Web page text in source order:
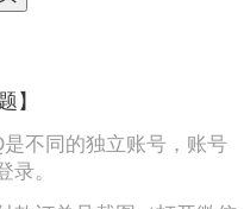
】
是不同的独立账号，账号
。